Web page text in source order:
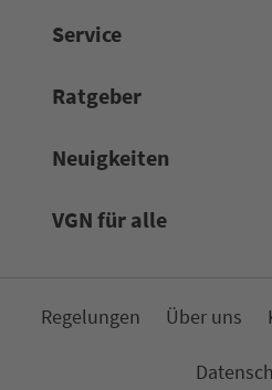
Service
Rat­ge­ber
Neuigkeiten
VGN für alle
Re­ge­lungen Über uns